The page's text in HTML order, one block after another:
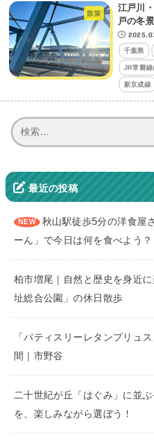
散策
江戸川
戸の冬
千葉県
JR常磐
新京成線
索:
最近の投稿
秋山駅徒歩5分の洋食屋
ーん」で今日は何を食べよう？
柏市増尾｜自然と歴史を身近
址総合公園」の休日散歩
「パティスリーレタンプリュ
間｜市野谷
二十世紀が丘「はぐみ」に並
を、楽しみながら選ぼう！